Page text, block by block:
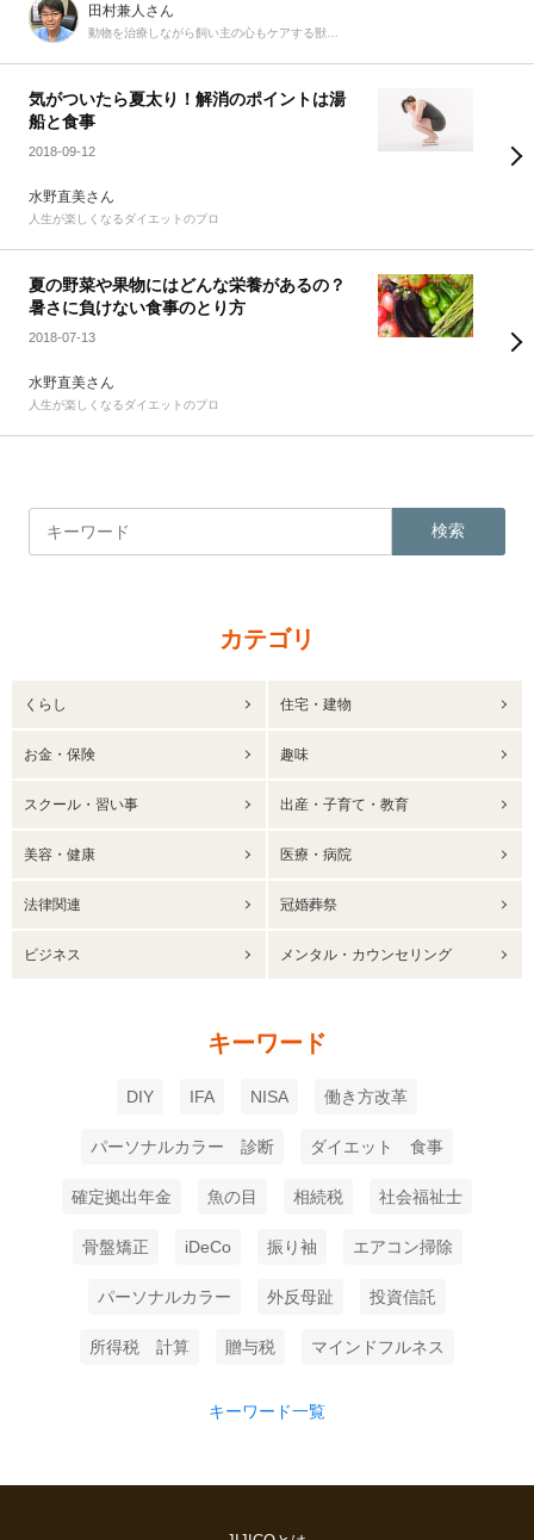
田村兼人さん
動物を治療しながら飼い主の心もケアする獣医療のプロ
気がついたら夏太り！解消のポイントは湯
船と食事
2018-09-12
水野直美さん
人生が楽しくなるダイエットのプロ
夏の野菜や果物にはどんな栄養があるの？
暑さに負けない食事のとり方
2018-07-13
水野直美さん
人生が楽しくなるダイエットのプロ
検索
カテゴリ
くらし 住宅・建物
お金・保険 趣味
スクール・習い事 出産・子育て・教育
美容・健康 医療・病院
法律関連 冠婚葬祭
ビジネス メンタル・カウンセリング
キーワード
DIY IFA NISA 働き方改革
パーソナルカラー 診断 ダイエット 食事
確定拠出年金 魚の目 相続税 社会福祉士
骨盤矯正 iDeCo 振り袖 エアコン掃除
パーソナルカラー 外反母趾 投資信託
所得税 計算 贈与税 マインドフルネス
キーワード一覧